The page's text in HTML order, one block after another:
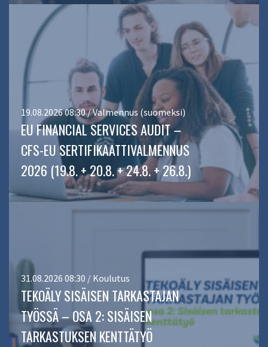
19.08.2026 08:30 / Valmennus (suomeksi)
EU FINANCIAL SERVICES AUDIT –
CFS-EU SERTIFIKAATTIVALMENNUS
2026 (19.8. + 20.8. + 24.8. + 26.8.)
31.08.2026 08:30 / Koulutus
TEKOÄLY SISÄISEN TARKASTAJAN
TYÖSSÄ – OSA 2: SISÄISEN
TARKASTUKSEN KENTTÄTYÖ